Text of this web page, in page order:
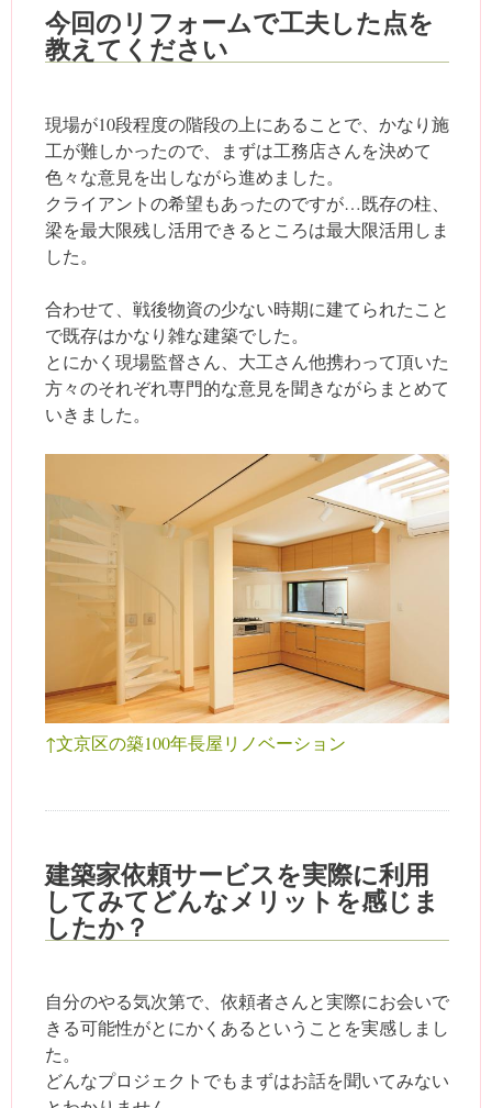
今回のリフォームで工夫した点を
教えてください
現場が10段程度の階段の上にあることで、かなり施
工が難しかったので、まずは工務店さんを決めて
色々な意見を出しながら進めました。
クライアントの希望もあったのですが…既存の柱、
梁を最大限残し活用できるところは最大限活用しま
した。
合わせて、戦後物資の少ない時期に建てられたこと
で既存はかなり雑な建築でした。
とにかく現場監督さん、大工さん他携わって頂いた
方々のそれぞれ専門的な意見を聞きながらまとめて
いきました。
↑文京区の築100年長屋リノベーション
建築家依頼サービスを実際に利用
してみてどんなメリットを感じま
したか？
自分のやる気次第で、依頼者さんと実際にお会いで
きる可能性がとにかくあるということを実感しまし
た。
どんなプロジェクトでもまずはお話を聞いてみない